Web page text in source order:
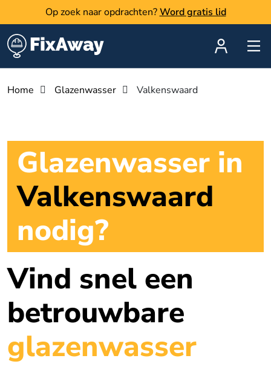
Op zoek naar opdrachten? Word gratis lid
Home Glazenwasser Valkenswaard
Glazenwasser in
Valkenswaard
nodig?
Vind snel een
betrouwbare
glazenwasser